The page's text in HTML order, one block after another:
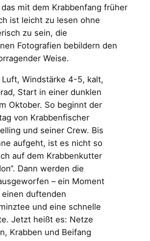
mit dem Krabbenfang früher
ist leicht zu lesen ohne
zu sein, die
Fotografien bebildern den
Weise.
Luft, Windstärke 4-5, kalt,
Start in einer dunklen
Oktober. So beginnt der
von Krabbenfischer
und seiner Crew. Bis
aufgeht, ist es nicht so
auf dem Krabbenkutter
Dann werden die
– ein Moment
duftenden
und eine schnelle
Jetzt heißt es: Netze
Krabben und Beifang